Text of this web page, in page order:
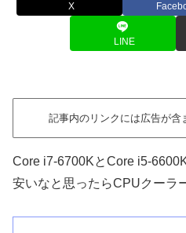
X
LINE
記事内のリンクには広告が含
Core i7-6700KとCore i5-
安いなと思ったらCPUクーラ